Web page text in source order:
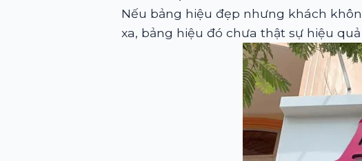
Nếu bảng hiệu đẹp nhưng khách
xa, bảng hiệu đó chưa thật sự hiệu